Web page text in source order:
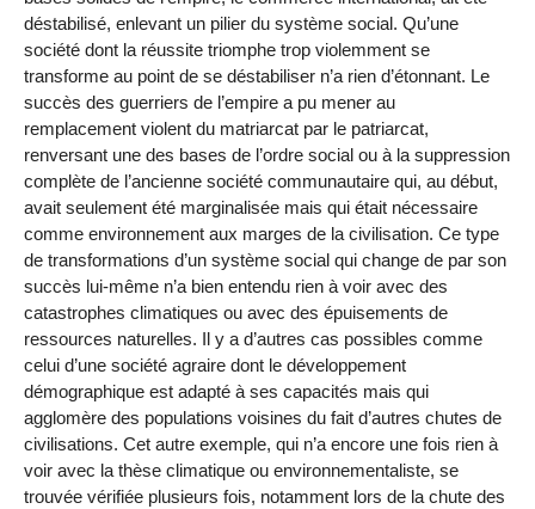
déstabilisé, enlevant un pilier du système social. Qu’une
société dont la réussite triomphe trop violemment se
transforme au point de se déstabiliser n’a rien d’étonnant. Le
succès des guerriers de l’empire a pu mener au
remplacement violent du matriarcat par le patriarcat,
renversant une des bases de l’ordre social ou à la suppression
complète de l’ancienne société communautaire qui, au début,
avait seulement été marginalisée mais qui était nécessaire
comme environnement aux marges de la civilisation. Ce type
de transformations d’un système social qui change de par son
succès lui-même n’a bien entendu rien à voir avec des
catastrophes climatiques ou avec des épuisements de
ressources naturelles. Il y a d’autres cas possibles comme
celui d’une société agraire dont le développement
démographique est adapté à ses capacités mais qui
agglomère des populations voisines du fait d’autres chutes de
civilisations. Cet autre exemple, qui n’a encore une fois rien à
voir avec la thèse climatique ou environnementaliste, se
trouvée vérifiée plusieurs fois, notamment lors de la chute des